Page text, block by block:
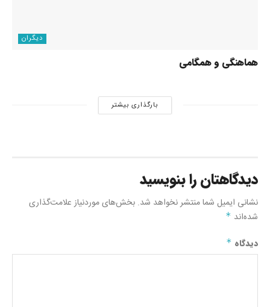
دیگران
هماهنگی و همگامی
بارگذاری بیشتر
دیدگاهتان را بنویسید
نشانی ایمیل شما منتشر نخواهد شد.بخش‌های موردنیاز علامت‌گذاری
شده‌اند*
دیدگاه*